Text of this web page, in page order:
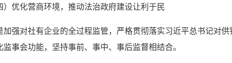
）优化营商环境，推动法治政府建设让利于民
加强对社有企业的全过程监管，严格贯彻落实习近平总书记对
监事会功能，坚持事前、事中、事后监督相结合。